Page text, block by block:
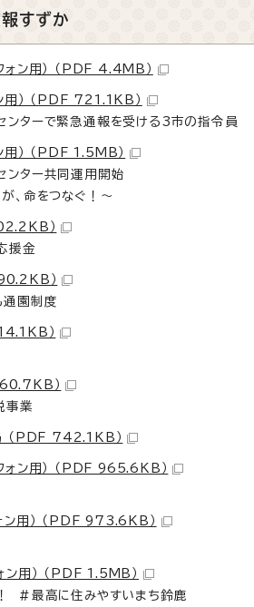
報すずか
ォン用） （PDF 4.4MB）
用） （PDF 721.1KB）
ンターで緊急通報を受ける3市の指令員
用） （PDF 1.5MB）
ンター共同運用開始
、命をつなぐ！～
）
援金
）
通園制度
）
）
事業
（PDF 742.1KB）
ォン用） （PDF 965.6KB）
ン用） （PDF 973.6KB）
ン用） （PDF 1.5MB）
＃最高に住みやすいまち鈴鹿